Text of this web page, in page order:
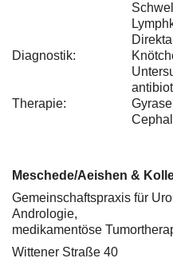
Diagnostik:
Therapie:
Meschede/Aeishen &
Gemeinschaftspraxis für
Andrologie,
medikamentöse
Wittener Straße 40